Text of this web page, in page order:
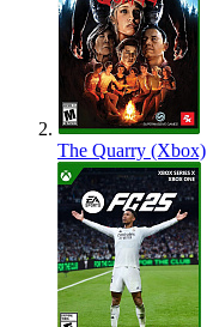
The Quarry (Xbox)